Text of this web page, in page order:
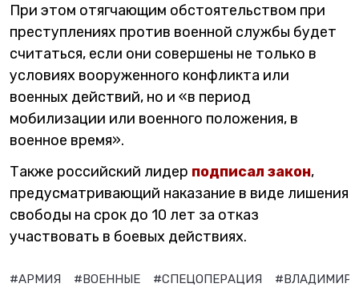
При этом отягчающим обстоятельством при
преступлениях против военной службы будет
считаться, если они совершены не только в
условиях вооруженного конфликта или
военных действий, но и «в период
мобилизации или военного положения, в
военное время».
Также российский лидер подписал закон,
предусматривающий наказание в виде лишения
свободы на срок до 10 лет за отказ
участвовать в боевых действиях.
#АРМИЯ #ВОЕННЫЕ #СПЕЦОПЕРАЦИЯ #ВЛАДИМИР